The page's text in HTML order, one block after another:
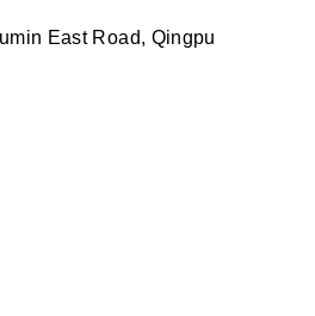
East Road, Qingpu